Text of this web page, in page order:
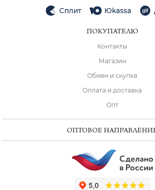
Сплит Юkassa
ПОКУПАТЕЛЮ
Контакты
Магазин
Обмен и скупка
Оплата и доставка
Опт
ОПТОВОЕ